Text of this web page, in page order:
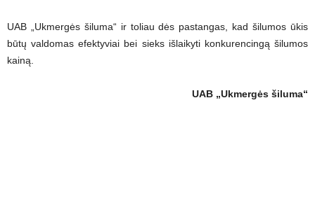
UAB „Ukmergės šiluma“ ir toliau dės pastangas, kad šilumos ūkis
būtų valdomas efektyviai bei sieks išlaikyti konkurencingą šilumos
kainą.
UAB „Ukmergės šiluma“